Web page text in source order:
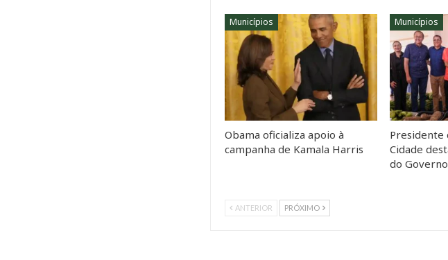
Municípios
Obama oficializa apoio à
campanha de Kamala Harris
Municípios
Presidente
Cidade
do
ANTERIOR PRÓXIMO